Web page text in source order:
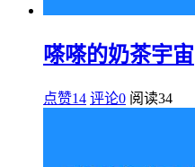
嗏嗏的奶茶宇宙
点赞14 评论0 阅读34